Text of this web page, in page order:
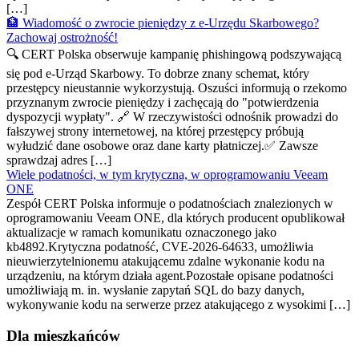
[…]
🏦 Wiadomość o zwrocie pieniędzy z e-Urzędu Skarbowego?
Zachowaj ostrożność!
🔍 CERT Polska obserwuje kampanię phishingową podszywającą
się pod e-Urząd Skarbowy. To dobrze znany schemat, który
przestępcy nieustannie wykorzystują. Oszuści informują o rzekomo
przyznanym zwrocie pieniędzy i zachęcają do "potwierdzenia
dyspozycji wypłaty". 🔗 W rzeczywistości odnośnik prowadzi do
fałszywej strony internetowej, na której przestępcy próbują
wyłudzić dane osobowe oraz dane karty płatniczej.✅ Zawsze
sprawdzaj adres […]
Wiele podatności, w tym krytyczna, w oprogramowaniu Veeam
ONE
Zespół CERT Polska informuje o podatnościach znalezionych w
oprogramowaniu Veeam ONE, dla których producent opublikował
aktualizacje w ramach komunikatu oznaczonego jako
kb4892.Krytyczna podatność, CVE-2026-64633, umożliwia
nieuwierzytelnionemu atakującemu zdalne wykonanie kodu na
urządzeniu, na którym działa agent.Pozostałe opisane podatności
umożliwiają m. in. wysłanie zapytań SQL do bazy danych,
wykonywanie kodu na serwerze przez atakującego z wysokimi […]
Dla mieszkańców